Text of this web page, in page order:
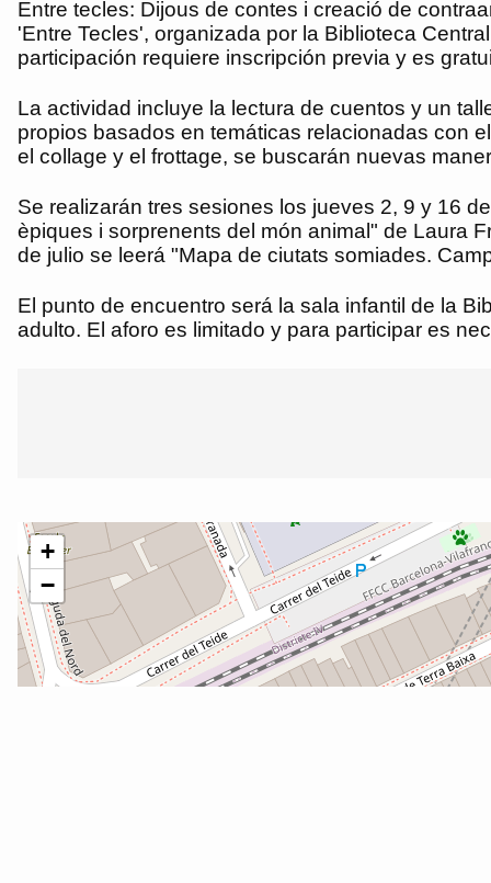
Entre tecles: Dijous de contes i creació de
'Entre Tecles', organizada por la Biblioteca
participación requiere inscripción previa y es
La actividad incluye la lectura de cuentos y un
propios basados en temáticas relacionadas con
el collage y el frottage, se buscarán nuevas
Se realizarán tres sesiones los jueves 2, 9 y 16
èpiques i sorprenents del món animal" de Laura
de julio se leerá "Mapa de ciutats somiades.
El punto de encuentro será la sala infantil de la
adulto. El aforo es limitado y para participar es